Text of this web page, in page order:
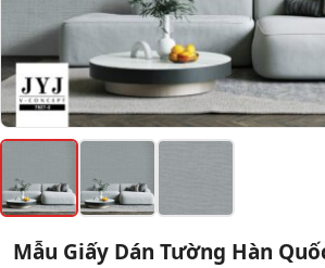
Mẫu Giấy Dán Tường Hàn